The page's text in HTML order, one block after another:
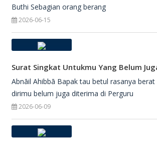
Buthi Sebagian orang berang
2026-06-15
Abnāil Ahibbā Bapak tau betul rasanya berat
dirimu belum juga diterima di Perguru
2026-06-09